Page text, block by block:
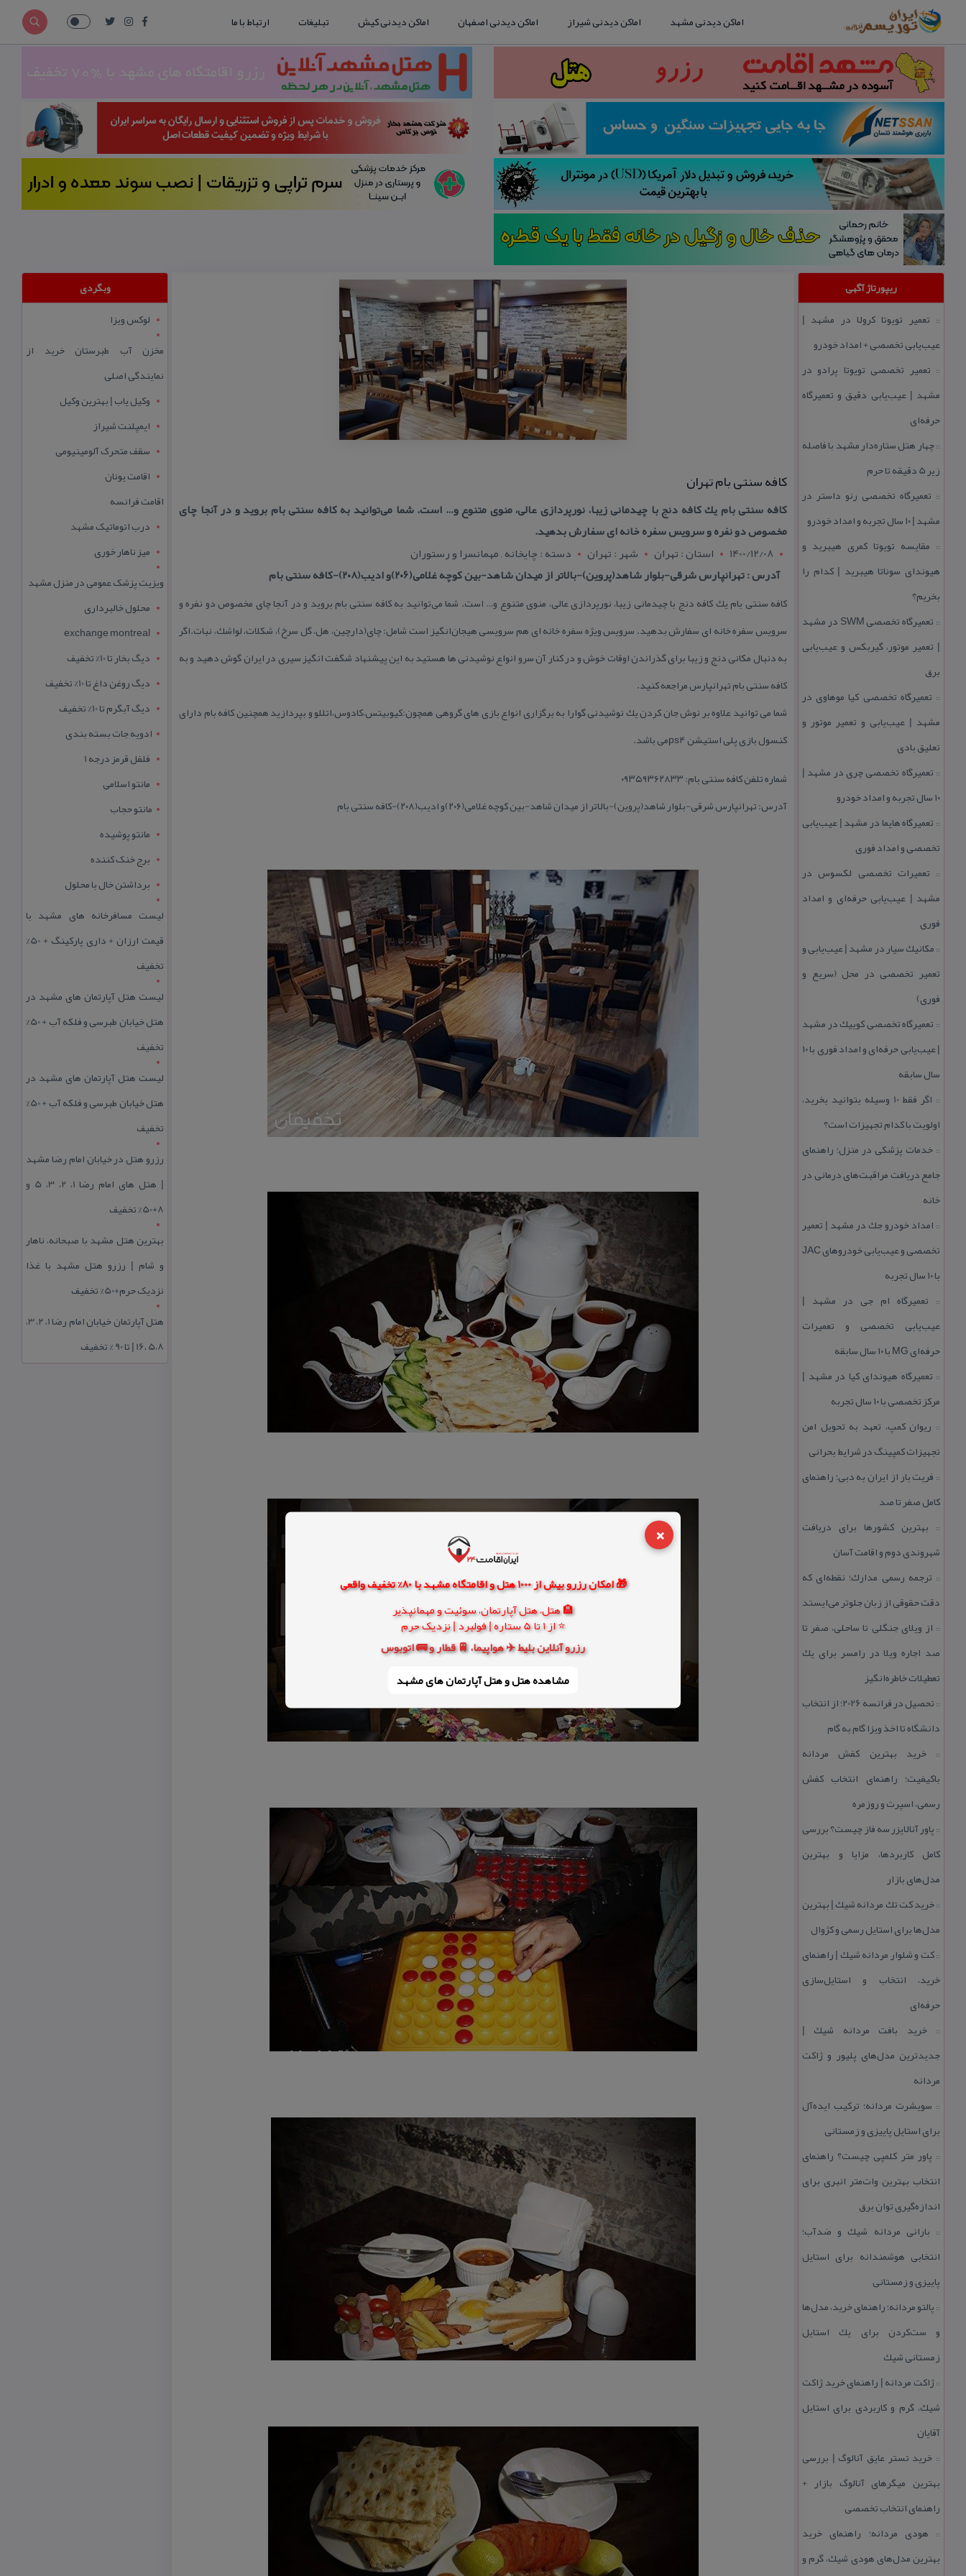
×
🎁 امکان رزرو بیش از 1000 هتل و اقامتگاه مشهد با 80% تخفیف واقعی
🏨 هتل، هتل آپارتمان، سوئیت و مهمانپذیر
⭐ از 1 تا 5 ستاره | فولبرد | نزدیک حرم
رزرو آنلاین بلیط ✈️ هواپیما، 🚆 قطار و 🚌 اتوبوس
مشاهده هتل و هتل‌ آپارتمان های مشهد
اماکن دیدنی مشهد اماکن دیدنی شیراز اماکن دیدنی اصفهان اماکن دیدنی کیش تبلیغات ارتباط با ما
ریپورتاژ آگهی
:: تعمیر تویوتا كرولا در مشهد |
عیب‌یابی تخصصی + امداد خودرو
:: تعمیر تخصصی تویوتا پرادو در
مشهد | عیب‌یابی دقیق و تعمیرگاه
حرفه‌ای
::چهار هتل‌ ستاره‌دار مشهد با فاصله
زیر 5 دقیقه تا حرم
:: تعمیرگاه تخصصی رنو داستر در
مشهد | ۱۰ سال تجربه و امداد خودرو
:: مقایسه تویوتا كمری هیبرید و
هیوندای سوناتا هیبرید | كدام را
بخریم؟
::
تعمیرگاه تخصصی SWM در مشهد
| تعمیر موتور، گیربكس و عیب‌یابی
برق
:: تعمیرگاه تخصصی كیا موهاوی در
مشهد | عیب‌یابی و تعمیر موتور و
تعلیق بادی
:: تعمیرگاه تخصصی چری در مشهد |
۱۰ سال تجربه و امداد خودرو
:: تعمیرگاه هایما در مشهد | عیب‌یابی
تخصصی و امداد فوری
:: تعمیرات تخصصی لكسوس در
مشهد | عیب‌یابی حرفه‌ای و امداد
فوری
:: مكانیك سیار در مشهد | عیب‌یابی و
تعمیر تخصصی در محل (سریع و
فوری)
:: تعمیرگاه تخصصی كوییك در مشهد
| عیب‌یابی حرفه‌ای و امداد فوری با ۱۰
سال سابقه
::
اگر فقط 10 وسیله بتوانید بخرید،
اولویت با كدام تجهیزات است؟
:: خدمات پزشكی در منزل؛ راهنمای
جامع دریافت مراقبت‌های درمانی در
خانه
:: امداد خودرو جك در مشهد | تعمیر
تخصصی و عیب‌یابی خودروهای JAC
با ۱۰ سال تجربه
:: تعمیرگاه ام جی در مشهد |
عیب‌یابی تخصصی و تعمیرات
حرفه‌ای MG با ۱۰ سال سابقه
:: تعمیرگاه هیوندای كیا در مشهد |
مركز تخصصی با ۱۰ سال تجربه
:: ریوان كمپ، تعهد به تحویل امن
تجهیزات كمپینگ در شرایط بحرانی
:: فریت بار از ایران به دبی؛ راهنمای
كامل صفر تا صد
:: بهترین كشورها برای دریافت
شهروندی دوم و اقامت آسان
:: ترجمه رسمی مدارك؛ نقطه‌ای كه
دقت حقوقی از زبان جلوتر می‌ایستد
:: از ویلای جنگلی تا ساحلی، صفر تا
صد اجاره ویلا در رامسر برای یك
تعطیلات خاطره‌انگیز
::
تحصیل در فرانسه 2026؛ از انتخاب
دانشگاه تا اخذ ویزا گام به گام
::خرید بهترین كفش مردانه
باكیفیت؛ راهنمای انتخاب كفش
رسمی، اسپرت و روزمره
:: پاور آنالایزر سه فاز چیست؟ بررسی
كامل كاربردها، مزایا و بهترین
مدل‌های بازار
::خرید كت تك مردانه شیك | بهترین
مدل‌ها برای استایل رسمی و كژوال
::كت و شلوار مردانه شیك | راهنمای
خرید، انتخاب و استایل‌سازی
حرفه‌ای
::خرید بافت مردانه شیك |
جدیدترین مدل‌های پلیور و ژاكت
مردانه
:: سویشرت مردانه؛ تركیب ایده‌آل
برای استایل پاییزی و زمستانی
:: پاور متر كلمپی چیست؟ راهنمای
انتخاب بهترین وات‌متر انبری برای
اندازه‌گیری توان برق
:: بارانی مردانه شیك و ضدآب؛
انتخابی هوشمندانه برای استایل
پاییزی و زمستانی
:: پالتو مردانه؛ راهنمای خرید، مدل‌ها
و ست‌كردن برای یك استایل
زمستانی شیك
::ژاكت مردانه | راهنمای خرید ژاكت
شیك، گرم و كاربردی برای استایل
آقایان
:: خرید تستر عایق آنالوگ | بررسی
بهترین میگرهای آنالوگ بازار +
راهنمای انتخاب تخصصی
:: هودی مردانه؛ راهنمای خرید
بهترین مدل‌های هودی شیك، گرم و
كافه سنتی بام تهران
كافه سنتی بام یك كافه دنج با چیدمانی زیبا، نورپردازی عالی، منوی متنوع و… است. شما می‌توانید به كافه سنتی بام بروید و در آنجا چای
مخصوص دو نفره و سرویس سفره خانه ای سفارش بدهید.
1400/12/08
استان : تهران شهر : تهران
دسته : چایخانه , مهمانسرا و رستوران
آدرس : تهرانپارس شرقی-بلوار شاهد(پروین)-بالاتر از میدان شاهد-بین كوچه غلامی(۲۰۶)و ادیب(۲۰۸)-كافه سنتی بام
كافه سنتی بام یك كافه دنج با چیدمانی زیبا، نورپردازی عالی، منوی متنوع و… است. شما می‌توانید به كافه سنتی بام بروید و در آنجا چای مخصوص دو نفره و
سرویس سفره خانه ای سفارش بدهید. سرویس ویژه سفره خانه ای هم سرویسی هیجان‌انگیز است شامل: چای(دارچین، هل، گل سرخ)، شكلات، لواشك، نبات.اگر
به دنبال مكانی دنج و زیبا برای گذراندن اوقات خوش و در كنار آن سرو انواع نوشیدنی ها هستید به این پیشنهاد شگفت انگیز سیری در ایران گوش دهید و به
كافه سنتی بام تهرانپارس مراجعه كنید.
شما می توانید علاوه بر نوش جان كردن یك نوشیدنی گوارا به برگزاری انواع بازی های گروهی همچون:كیوبیتس،كادوس،اتللو و بپردازید همچنین كافه بام دارای
كنسول بازی پلی استیشن ps4می باشد.
شماره تلفن كافه سنتی بام: ۰۹۳۵۹۳۶۲۸۳۳
آدرس: تهرانپارس شرقی-بلوار شاهد(پروین)-بالاتر از میدان شاهد-بین كوچه غلامی(۲۰۶)و ادیب(۲۰۸)-كافه سنتی بام
وبگردی
لوکس ویزا
مخزن آب طبرستان خرید از
نمایندگی اصلی
وکیل یاب | بهترین وکیل
ایمپلنت شیراز
سقف متحرک آلومینیومی
اقامت یونان
اقامت فرانسه
درب اتوماتیک مشهد
میز ناهار خوری
ویزیت پزشک عمومی در منزل مشهد
محلول خالبرداری
exchange montreal
دیگ بخار تا 10% تخفیف
دیگ روغن داغ تا 10% تخفیف
دیگ آبگرم تا 10% تخفیف
ادویه جات بسته بندی
فلفل قرمز درجه 1
مانتو اسلامی
مانتو حجاب
مانتو پوشیده
برج خنک کننده
برداشتن خال با محلول
لیست مسافرخانه های مشهد با
قیمت ارزان + داری پارکینگ + 50%
تخفیف
لیست هتل آپارتمان های مشهد در
هتل خیابان طبرسی و فلکه آب + 50%
تخفیف
لیست هتل آپارتمان های مشهد در
هتل خیابان طبرسی و فلکه آب + 50%
تخفیف
رزرو هتل در خیابان امام رضا مشهد
| هتل‌ های امام رضا 1، 2، 3، 5 و
8+50% تخفیف
بهترین هتل مشهد با صبحانه، ناهار
و شام | رزرو هتل مشهد با غذا
نزدیک حرم+50% تخفیف
هتل آپارتمان خیابان امام رضا 1، 2، 3،
5،8 ،16 | تا 90 % تخفیف